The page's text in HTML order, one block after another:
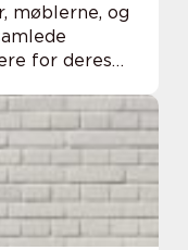
møblerne, og
for deres